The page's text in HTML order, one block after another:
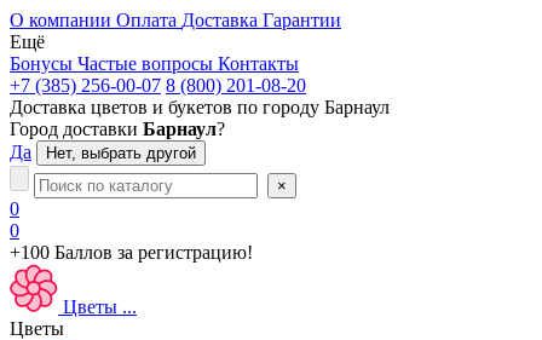
О компании Оплата Доставка Гарантии
Ещё
Бонусы Частые вопросы Контакты
+7 (385) 256-00-07 8 (800) 201-08-20
Доставка цветов и букетов по городу Барнаул
Город доставки Барнаул?
Да
Нет, выбрать другой
×
0
0
+100 Баллов за регистрацию!
Цветы ...
Цветы